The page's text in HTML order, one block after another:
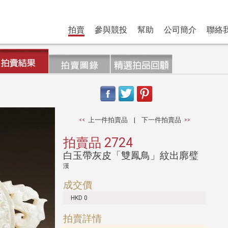
拍賣 參與競投 幫助 公司簡介 聯絡
上一件拍賣品 | 下一件拍賣品
拍賣品 2724
白玉帶灰皮「雙鳳鳥」紋出廓璧
漢
成交價
HKD 0
拍賣詳情